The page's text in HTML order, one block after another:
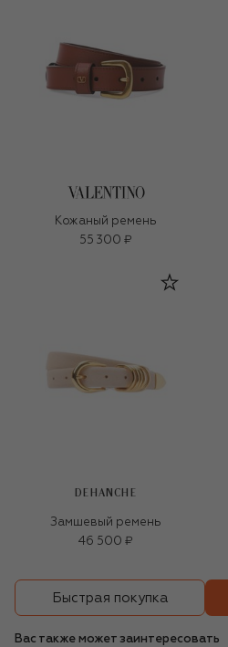
Кожаный ремень
55 300 ₽
DEHANCHE
Замшевый ремень
46 500 ₽
Быстрая покупка
Вас также может заинтересовать